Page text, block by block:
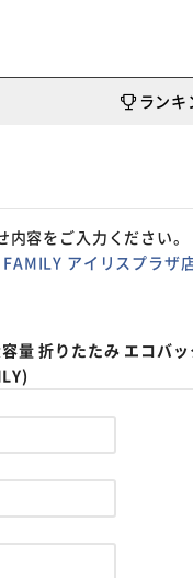
ランキ
内容をご入力ください。
FAMILY アイリスプラザ
量 折りたたみ エコ